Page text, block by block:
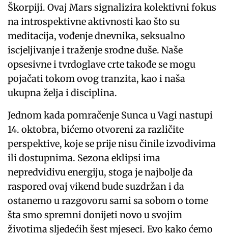
Škorpiji. Ovaj Mars signalizira kolektivni fokus
na introspektivne aktivnosti kao što su
meditacija, vođenje dnevnika, seksualno
iscjeljivanje i traženje srodne duše. Naše
opsesivne i tvrdoglave crte takođe se mogu
pojačati tokom ovog tranzita, kao i naša
ukupna želja i disciplina.
Jednom kada pomračenje Sunca u Vagi nastupi
14. oktobra, bićemo otvoreni za različite
perspektive, koje se prije nisu činile izvodivima
ili dostupnima. Sezona eklipsi ima
nepredvidivu energiju, stoga je najbolje da
raspored ovaj vikend bude suzdržan i da
ostanemo u razgovoru sami sa sobom o tome
šta smo spremni donijeti novo u svojim
životima sljedećih šest mjeseci. Evo kako ćemo